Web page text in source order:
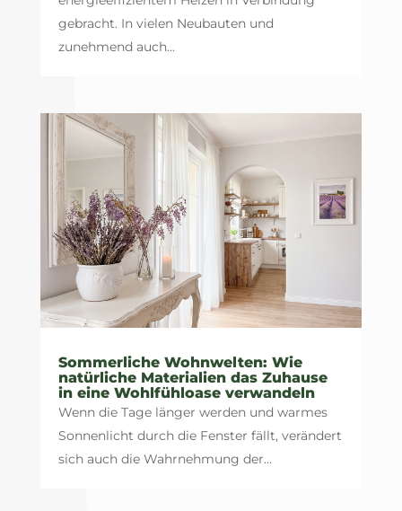
gebracht. In vielen Neubauten und
zunehmend auch...
Sommerliche Wohnwelten: Wie
natürliche Materialien das Zuhause
in eine Wohlfühloase verwandeln
Wenn die Tage länger werden und warmes
Sonnenlicht durch die Fenster fällt, verändert
sich auch die Wahrnehmung der...